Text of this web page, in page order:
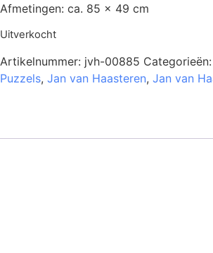
Afmetingen: ca. 85 x 49 cm
Uitverkocht
Artikelnummer: jvh-00885 Categorieën:
Puzzels, Jan van Haasteren, Jan van